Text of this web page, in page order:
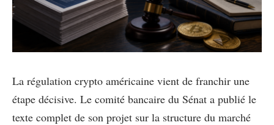
La régulation crypto américaine vient de franchir une
étape décisive. Le comité bancaire du Sénat a publié le
texte complet de son projet sur la structure du marché